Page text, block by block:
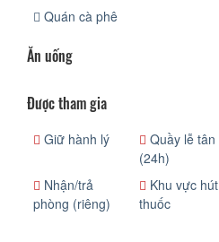
Quán cà phê
Ăn uống
Được tham gia
Giữ hành lý
Quầy lễ tân
(24h)
Nhận/trả
phòng (riêng)
Khu vực hút
thuốc